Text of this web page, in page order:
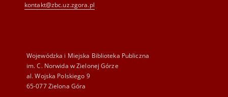
kontakt@zbc.uz.zgora.pl
Wojewódzka i Miejska Biblioteka Publiczna
im. C. Norwida w Zielonej Górze
al. Wojska Polskiego 9
65-077 Zielona Góra